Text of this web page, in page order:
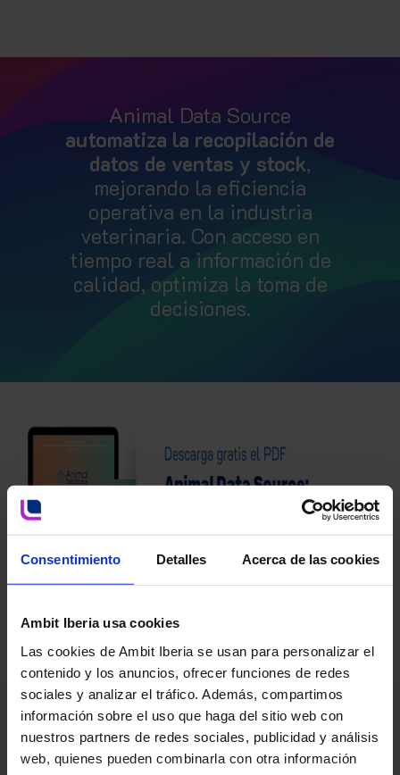
Consentimiento Detalles Acerca de las cookies
Ambit Iberia usa cookies
Las cookies de Ambit Iberia se usan para personalizar el
contenido y los anuncios, ofrecer funciones de redes
sociales y analizar el tráfico. Además, compartimos
información sobre el uso que haga del sitio web con
nuestros partners de redes sociales, publicidad y análisis
web, quienes pueden combinarla con otra información
Animal Data Source
automatiza la recopilación de
datos de ventas y stock,
mejorando la eficiencia
operativa en la industria
veterinaria. Con acceso en
tiempo real a información de
calidad, optimiza la toma de
decisiones.
Si ya eres usuario de la App,
accede a los modelos de